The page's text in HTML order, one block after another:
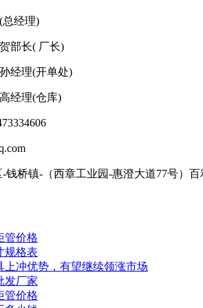
总经理)
部长( 厂长)
经理(开单处)
经理(仓库)
钱桥镇-（西章工业园-惠澄大道77号）
管价格
规格表
上冲优势，有望继续领涨市场
发厂家
管价格